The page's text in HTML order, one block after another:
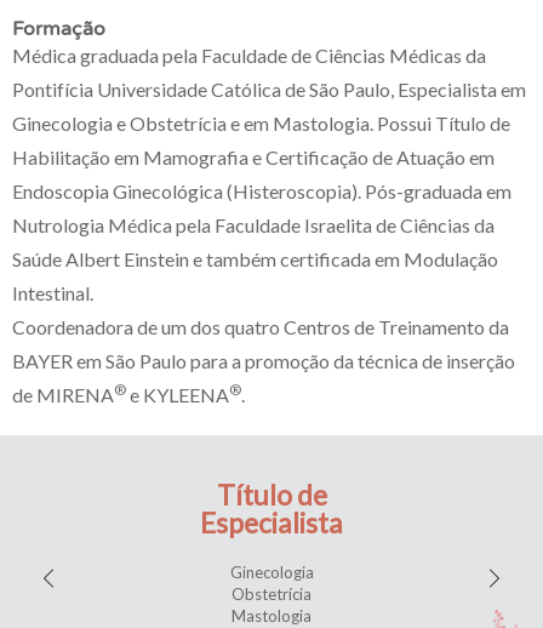
Formação
Médica graduada pela Faculdade de Ciências Médicas da
Pontifícia Universidade Católica de São Paulo, Especialista em
Ginecologia e Obstetrícia e em Mastologia. Possui Título de
Habilitação em Mamografia e Certificação de Atuação em
Endoscopia Ginecológica (Histeroscopia). Pós-graduada em
Nutrologia Médica pela Faculdade Israelita de Ciências da
Saúde Albert Einstein e também certificada em Modulação
Intestinal.
Coordenadora de um dos quatro Centros de Treinamento da
BAYER em São Paulo para a promoção da técnica de inserção
de MIRENA® e KYLEENA®.
Título de
Especialista
Ginecologia
Obstetrícia
Mastologia